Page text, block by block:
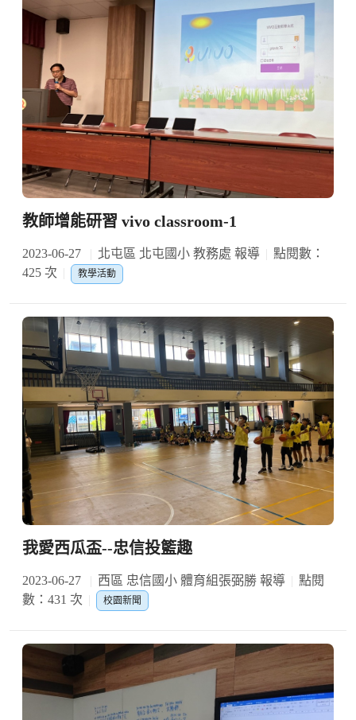
教師增能研習 vivo classroom-1
2023-06-27 北屯區 北屯國小 教務處 報導
點閱數：
425 次
教學活動
我愛西瓜盃--忠信投籃趣
2023-06-27 西區 忠信國小 體育組張弼勝 報導
點閱
數：431 次
校園新聞